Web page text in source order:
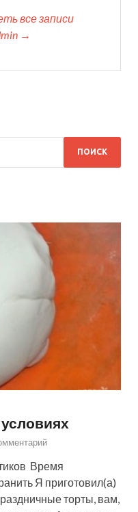
все записи
→
Время
Я приготовил(а)
торты, вам,